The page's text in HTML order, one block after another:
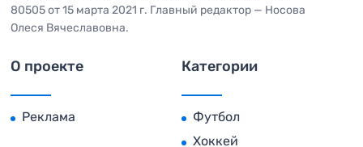
80505 от 15 марта 2021 г. Главный редактор — Носова
Олеся Вячеславовна.
О проекте
Реклама
Категории
Футбол
Хоккей